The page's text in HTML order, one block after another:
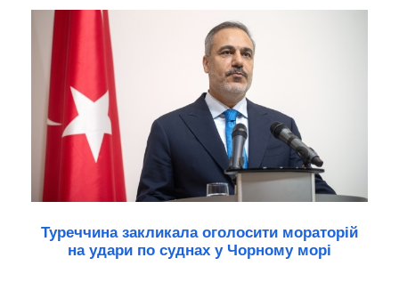
Туреччина закликала оголосити мораторій
на удари по суднах у Чорному морі